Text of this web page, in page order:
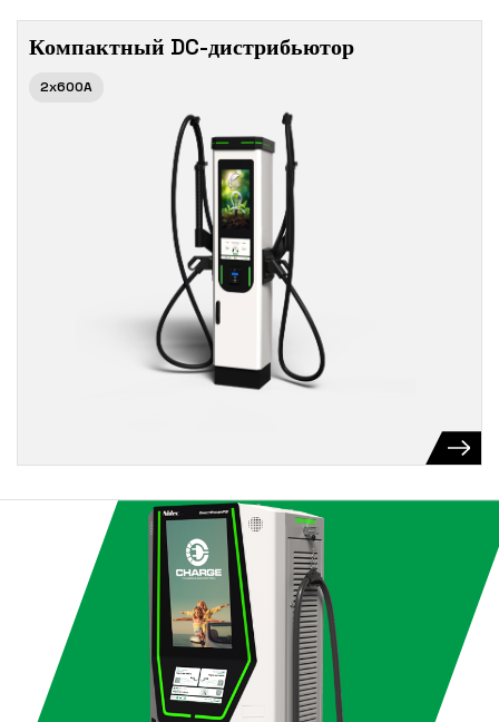
Компактный DC-дистрибьютор
2x600A